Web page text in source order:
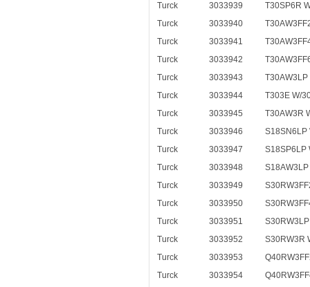
Turck
3033939
T30SP6R
Turck
3033940
Turck
3033941
Turck
3033942
Turck
3033943
T30AW3LP
Turck
3033944
T303E W/
Turck
3033945
T30AW3R
Turck
3033946
S18SN6LP
Turck
3033947
S18SP6LP
Turck
3033948
S18AW3LP
Turck
3033949
Turck
3033950
Turck
3033951
Turck
3033952
S30RW3R
Turck
3033953
Turck
3033954